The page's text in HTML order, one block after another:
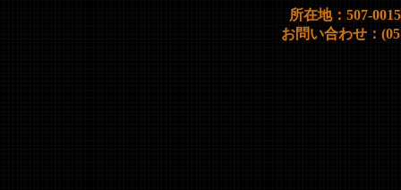
所在地：507-
お問い合わせ：